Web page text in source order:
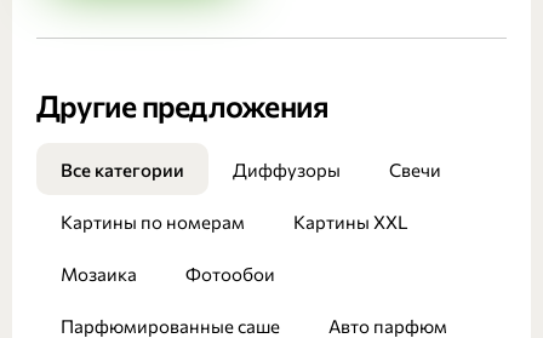
Другие предложения
Все категории Диффузоры Свечи
Картины по номерам Картины XXL
Мозаика Фотообои
Парфюмированные саше Авто парфюм